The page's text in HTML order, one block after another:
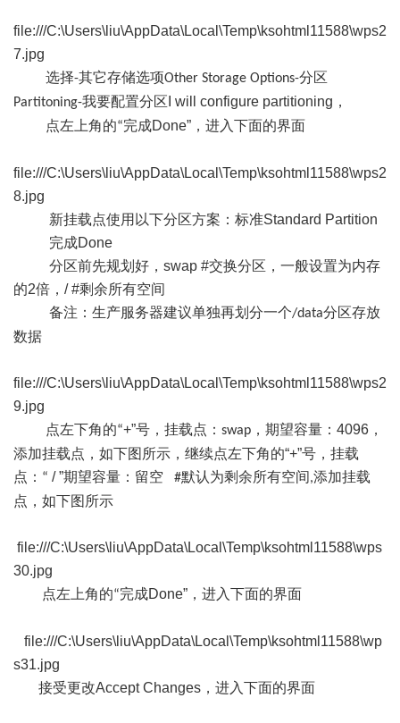
file:///C:\Users\liu\AppData\Local\Temp\ksohtml11588\wps2
7.jpg
选择-其它存储选项Other Storage Options-分区
Partitoning-我要配置分区 I will configure partitioning ，
点左上角的“完成Done” ，进入下面的界面
file:///C:\Users\liu\AppData\Local\Temp\ksohtml11588\wps2
8.jpg
新挂载点使用以下分区方案：标准Standard Partition
完成Done
分区前先规划好， swap #交换分区，一般设置为内存
的2倍 ， /#剩余所有空间
备注：生产服务器建议单独再划分一个/data分区存放
数据
file:///C:\Users\liu\AppData\Local\Temp\ksohtml11588\wps2
9.jpg
点左下角的“+”号，挂载点： swap ，期望容量： 4096 ，
添加挂载点，如下图所示，继续点左下角的“+”号，挂载
点： “ /”期望容量：留空 #默认为剩余所有空间,添加挂载
点，如下图所示
file:///C:\Users\liu\AppData\Local\Temp\ksohtml11588\wps
30.jpg
点左上角的“完成Done” ，进入下面的界面
file:///C:\Users\liu\AppData\Local\Temp\ksohtml11588\wp
s31.jpg
接受更改Accept Changes ，进入下面的界面